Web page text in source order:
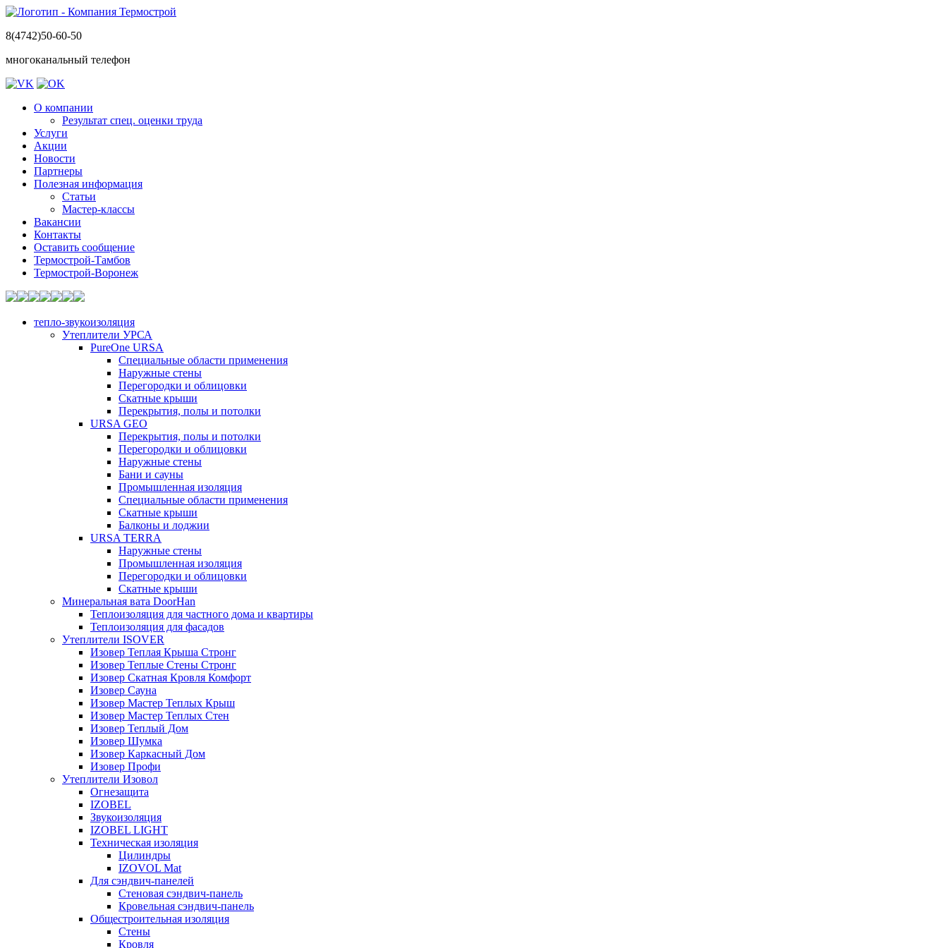
8(4742)50-60-50
многоканальный телефон
О компании
Результат спец. оценки труда
Услуги
Акции
Новости
Партнеры
Полезная информация
Статьи
Мастер-классы
Вакансии
Контакты
Оставить сообщение
Термострой-Тамбов
Термострой-Воронеж
тепло-звукоизоляция
Утеплители УРСА
PureOne URSA
Специальные области применения
Наружные стены
Перегородки и облицовки
Скатные крыши
Перекрытия, полы и потолки
URSA GEO
Перекрытия, полы и потолки
Перегородки и облицовки
Наружные стены
Бани и сауны
Промышленная изоляция
Специальные области применения
Скатные крыши
Балконы и лоджии
URSA TERRA
Наружные стены
Промышленная изоляция
Перегородки и облицовки
Скатные крыши
Минеральная вата DoorHan
Теплоизоляция для частного дома и квартиры
Теплоизоляция для фасадов
Утеплители ISOVER
Изовер Теплая Крыша Стронг
Изовер Теплые Стены Стронг
Изовер Скатная Кровля Комфорт
Изовер Сауна
Изовер Мастер Теплых Крыш
Изовер Мастер Теплых Стен
Изовер Теплый Дом
Изовер Шумка
Изовер Каркасный Дом
Изовер Профи
Утеплители Изовол
Огнезащита
IZOBEL
Звукоизоляция
IZOBEL LIGHT
Техническая изоляция
Цилиндры
IZOVOL Mat
Для сэндвич-панелей
Стеновая сэндвич-панель
Кровельная сэндвич-панель
Общестроительная изоляция
Стены
Кровля